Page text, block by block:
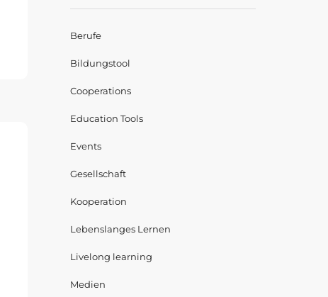
Berufe
Bildungstool
Cooperations
Education Tools
Events
Gesellschaft
Kooperation
Lebenslanges Lernen
Livelong learning
Medien